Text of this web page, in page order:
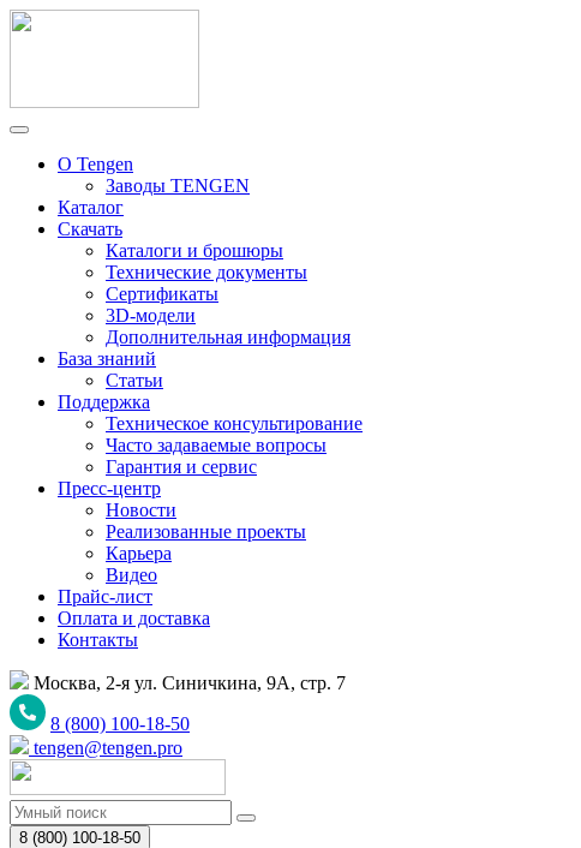
О Tengen
Заводы TENGEN
Каталог
Скачать
Каталоги и брошюры
Технические документы
Сертификаты
3D-модели
Дополнительная информация
База знаний
Статьи
Поддержка
Техническое консультирование
Часто задаваемые вопросы
Гарантия и сервис
Пресс-центр
Новости
Реализованные проекты
Карьера
Видео
Прайс-лист
Оплата и доставка
Контакты
Москва, 2-я ул. Синичкина, 9А, стр. 7
8 (800) 100-18-50
tengen@tengen.pro
8 (800) 100-18-50